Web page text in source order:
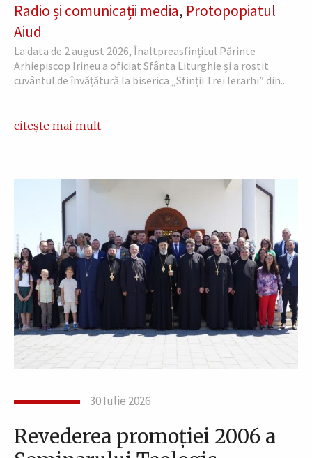
Radio și comunicații media, Protopopiatul
Aiud
La data de 2 august 2026, Înaltpreasfințitul Părinte
Arhiepiscop Irineu a oficiat Sfânta Liturghie și a rostit
cuvântul de învățătură la biserica „Sfinții Trei Ierarhi” din...
citește mai mult
30 Iulie 2026
Revederea promoției 2006 a